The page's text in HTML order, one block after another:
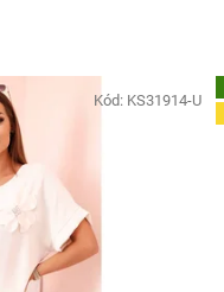
Kód: KS31914-U